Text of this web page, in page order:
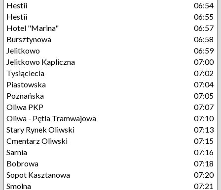
Hestii
06:54
Hestii
06:55
Hotel "Marina"
06:57
Bursztynowa
06:58
Jelitkowo
06:59
Jelitkowo Kapliczna
07:00
Tysiąclecia
07:02
Piastowska
07:04
Poznańska
07:05
Oliwa PKP
07:07
Oliwa - Pętla Tramwajowa
07:10
Stary Rynek Oliwski
07:13
Cmentarz Oliwski
07:15
Sarnia
07:16
Bobrowa
07:18
Sopot Kasztanowa
07:20
Smolna
07:21